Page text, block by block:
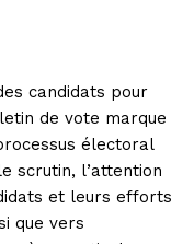
candidats pour
de vote marque
électoral
scrutin, l’attention
et leurs efforts
que vers